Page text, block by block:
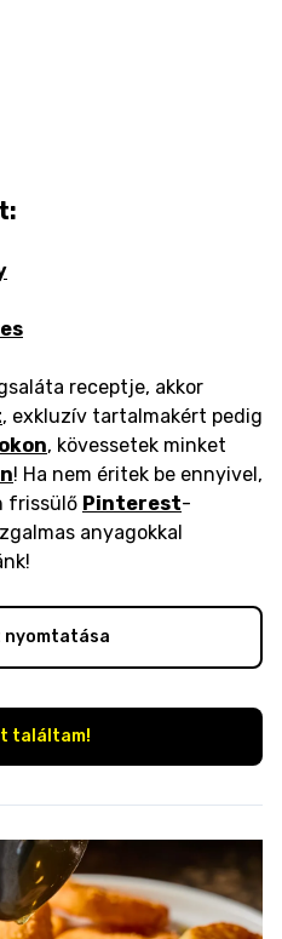
receptje, akkor
, exkluzív tartalmakért pedig
, kövessetek minket
! Ha nem éritek be ennyivel,
frissülő Pinterest-
anyagokkal
nyomtatása
találtam!